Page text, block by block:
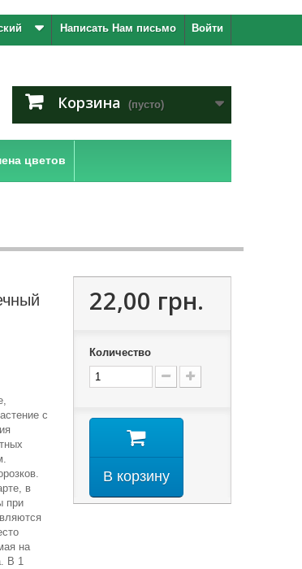
Войти
Написать Нам письмо
Корзина (пусто)
цветов
с
в
при
на
В 1
22,00 грн.
Количество
В корзину